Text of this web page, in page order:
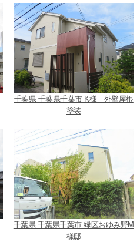
千葉県 千葉県千葉市 K様 外壁屋根
塗装
千葉県 千葉県千葉市 緑区おゆみ野M
様邸